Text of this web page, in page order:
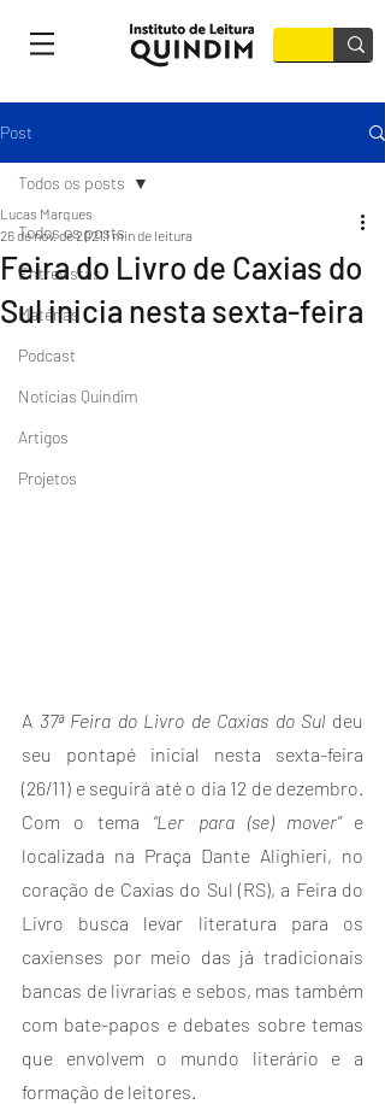
Post
Todos os posts
Entrevistas
Matérias
Podcast
Notícias Quindim
Artigos
Projetos
Todos os posts
Feira do Livro de Caxias do
Sul inicia nesta sexta-feira
Lucas Marques
26 de nov. de 20211 min de leitura
A 37ª Feira do Livro de Caxias do Sul deu
seu pontapé inicial nesta sexta-feira
(26/11) e seguirá até o dia 12 de dezembro.
Com o tema “Ler para (se) mover” e
localizada na Praça Dante Alighieri, no
coração de Caxias do Sul (RS), a Feira do
Livro busca levar literatura para os
caxienses por meio das já tradicionais
bancas de livrarias e sebos, mas também
com bate-papos e debates sobre temas
que envolvem o mundo literário e a
formação de leitores.